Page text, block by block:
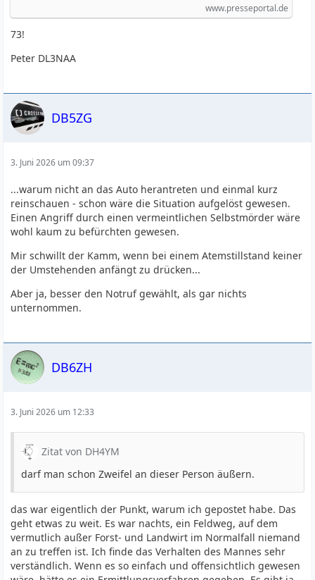
www.presseportal.de
73!
Peter DL3NAA
DB5ZG
3. Juni 2026 um 09:37
...warum nicht an das Auto herantreten und einmal kurz
reinschauen - schon wäre die Situation aufgelöst gewesen.
Einen Angriff durch einen vermeintlichen Selbstmörder wäre
wohl kaum zu befürchten gewesen.
Mir schwillt der Kamm, wenn bei einem Atemstillstand keiner
der Umstehenden anfängt zu drücken...
Aber ja, besser den Notruf gewählt, als gar nichts
unternommen.
DB6ZH
3. Juni 2026 um 12:33
Zitat von DH4YM
darf man schon Zweifel an dieser Person äußern.
das war eigentlich der Punkt, warum ich gepostet habe. Das
geht etwas zu weit. Es war nachts, ein Feldweg, auf dem
vermutlich außer Forst- und Landwirt im Normalfall niemand
an zu treffen ist. Ich finde das Verhalten des Mannes sehr
verständlich. Wenn es so einfach und offensichtlich gewesen